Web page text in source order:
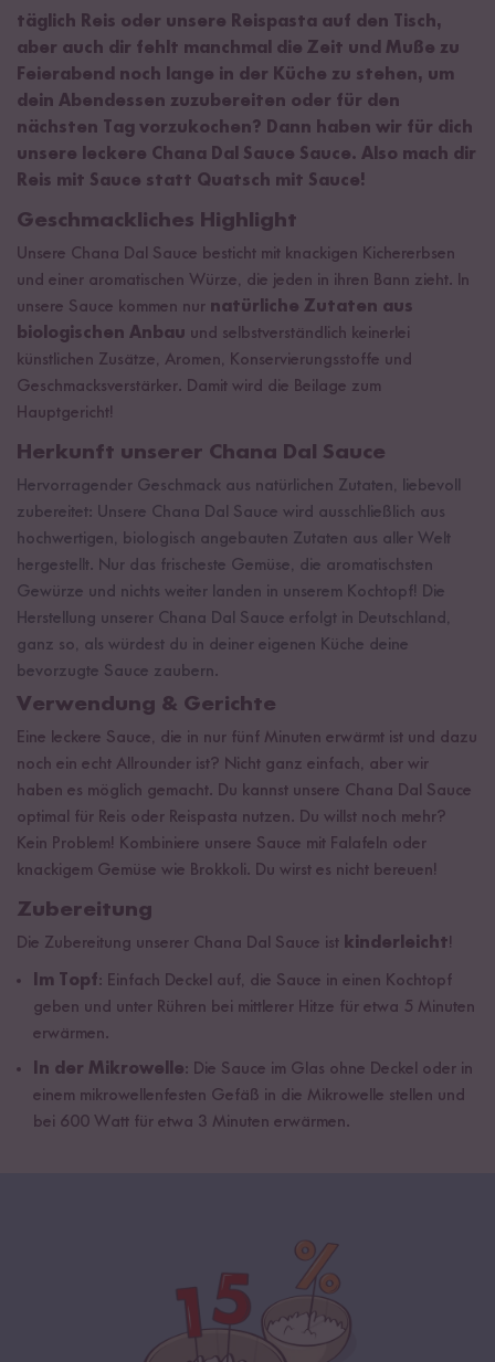
täglich Reis oder unsere Reispasta auf den Tisch,
aber auch dir fehlt manchmal die Zeit und Muße zu
Feierabend noch lange in der Küche zu stehen, um
dein Abendessen zuzubereiten oder für den
nächsten Tag vorzukochen? Dann haben wir für dich
unsere leckere Chana Dal Sauce Sauce. Also mach dir
Reis mit Sauce statt Quatsch mit Sauce!
Geschmackliches Highlight
Unsere Chana Dal Sauce besticht mit knackigen Kichererbsen
und einer aromatischen Würze, die jeden in ihren Bann zieht. In
unsere Sauce kommen nur natürliche Zutaten aus
biologischen Anbau und selbstverständlich keinerlei
künstlichen Zusätze, Aromen, Konservierungsstoffe und
Geschmacksverstärker. Damit wird die Beilage zum
Hauptgericht!
Herkunft unserer Chana Dal Sauce
Hervorragender Geschmack aus natürlichen Zutaten, liebevoll
zubereitet: Unsere Chana Dal Sauce wird ausschließlich aus
hochwertigen, biologisch angebauten Zutaten aus aller Welt
hergestellt. Nur das frischeste Gemüse, die aromatischsten
Gewürze und nichts weiter landen in unserem Kochtopf! Die
Herstellung unserer Chana Dal Sauce erfolgt in Deutschland,
ganz so, als würdest du in deiner eigenen Küche deine
bevorzugte Sauce zaubern.
Verwendung & Gerichte
Eine leckere Sauce, die in nur fünf Minuten erwärmt ist und dazu
noch ein echt Allrounder ist? Nicht ganz einfach, aber wir
haben es möglich gemacht. Du kannst unsere Chana Dal Sauce
optimal für Reis oder Reispasta nutzen. Du willst noch mehr?
Kein Problem! Kombiniere unsere Sauce mit Falafeln oder
knackigem Gemüse wie Brokkoli. Du wirst es nicht bereuen!
Zubereitung
Die Zubereitung unserer Chana Dal Sauce ist kinderleicht!
Im Topf: Einfach Deckel auf, die Sauce in einen Kochtopf
geben und unter Rühren bei mittlerer Hitze für etwa 5 Minuten
erwärmen.
In der Mikrowelle: Die Sauce im Glas ohne Deckel oder in
einem mikrowellenfesten Gefäß in die Mikrowelle stellen und
bei 600 Watt für etwa 3 Minuten erwärmen.